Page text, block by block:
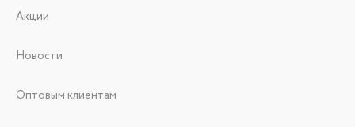
Акции
Новости
Оптовым клиентам